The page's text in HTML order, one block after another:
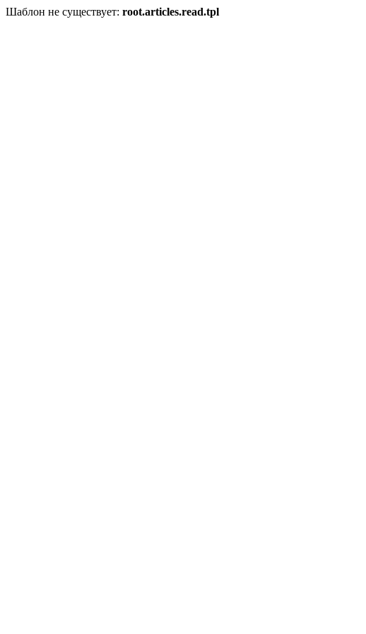
Шаблон не существует: root.articles.read.tpl